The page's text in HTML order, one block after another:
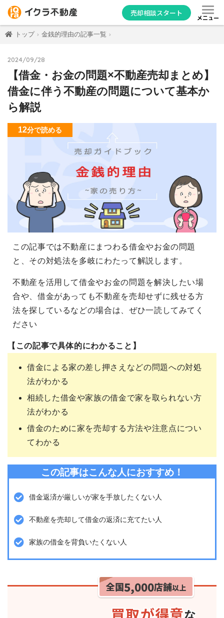
売却相談スタート
メニュー
トップ 金銭的理由の記事一覧
2024/09/28
【借金・お金の問題×不動産売却まとめ】
借金に伴う不動産の問題について基本か
ら解説
12分で読める
この記事では不動産にまつわる借金やお金の問題
と、その対処法を多岐にわたって解説します。
不動産を活用して借金やお金の問題を解決したい場
合や、借金があっても不動産を売却せずに残せる方
法を探しているなどの場合は、ぜひ一読してみてく
ださい
【この記事で具体的にわかること】
借金による家の差し押さえなどの問題への対処
法がわかる
相続した借金や家族の借金で家を取られない方
法がわかる
借金のために家を売却する方法や注意点につい
てわかる
この記事はこんな人におすすめ！
借金返済が厳しいが家を手放したくない人
不動産を売却して借金の返済に充てたい人
家族の借金を背負いたくない人